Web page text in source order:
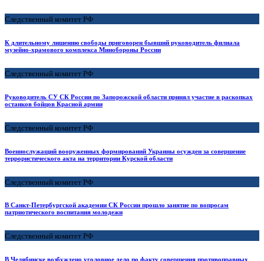
Следственный комитет РФ
К длительному лишению свободы приговорен бывший руководитель филиала
музейно-храмового комплекса Минобороны России
Следственный комитет РФ
Руководитель СУ СК России по Запорожской области принял участие в раскопках
останков бойцов Красной армии
Следственный комитет РФ
Военнослужащий вооруженных формирований Украины осужден за совершение
террористического акта на территории Курской области
Следственный комитет РФ
В Санкт-Петербургской академии СК России прошло занятие по вопросам
патриотического воспитания молодежи
Следственный комитет РФ
В Челябинске возбуждено уголовное дело по факту совершения противоправных